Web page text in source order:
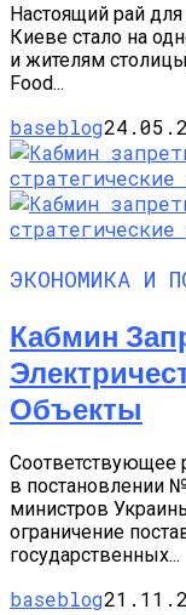
Настоящий рай для
Киеве стало на
и жителям
Food...
baseblog
ЭКОНОМИКА И
Кабмин
Объекты
Соответствующее
в постановлении
министров
ограничение
государственных...
baseblog